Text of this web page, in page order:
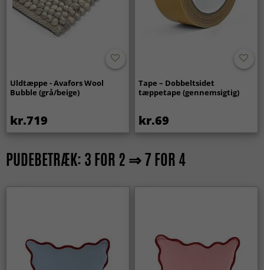
Uldtæppe - Avafors Wool
Bubble (grå/beige)
kr.719
Tape – Dobbeltsidet
tæppetape (gennemsigtig)
kr.69
PUDEBETRÆK: 3 FOR 2 ⇒ 7 FOR 4